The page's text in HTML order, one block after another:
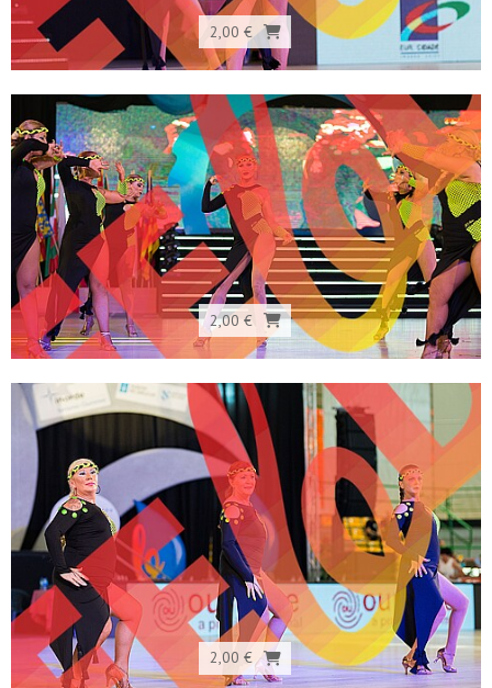
2,00 €
2,00 €
2,00 €